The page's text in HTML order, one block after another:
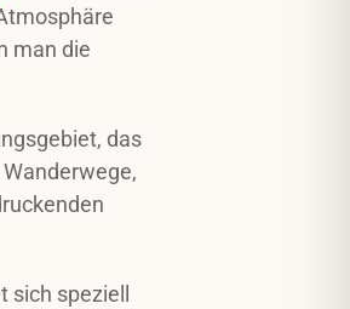
man die
das
sich speziell